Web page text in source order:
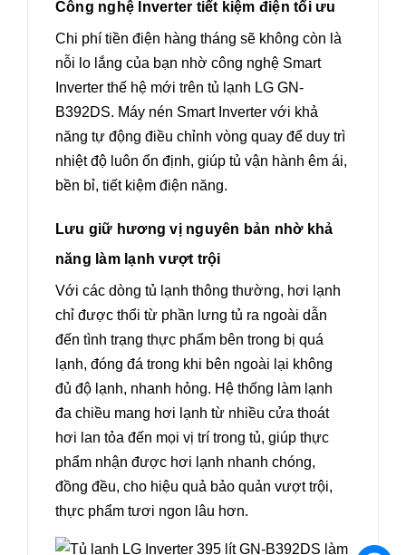
Công nghệ Inverter tiết kiệm điện tối ưu
Chi phí tiền điện hàng tháng sẽ không còn là
nỗi lo lắng của bạn nhờ công nghệ Smart
Inverter thế hệ mới trên tủ lạnh LG GN-
B392DS. Máy nén Smart Inverter với khả
năng tự động điều chỉnh vòng quay để duy trì
nhiệt độ luôn ổn định, giúp tủ vận hành êm ái,
bền bỉ, tiết kiệm điện năng.
Lưu giữ hương vị nguyên bản nhờ khả
năng làm lạnh vượt trội
Với các dòng tủ lạnh thông thường, hơi lạnh
chỉ được thổi từ phần lưng tủ ra ngoài dẫn
đến tình trạng thực phẩm bên trong bị quá
lạnh, đóng đá trong khi bên ngoài lại không
đủ độ lạnh, nhanh hỏng. Hệ thống làm lạnh
đa chiều mang hơi lạnh từ nhiều cửa thoát
hơi lan tỏa đến mọi vị trí trong tủ, giúp thực
phẩm nhận được hơi lạnh nhanh chóng,
đồng đều, cho hiệu quả bảo quản vượt trội,
thực phẩm tươi ngon lâu hơn.